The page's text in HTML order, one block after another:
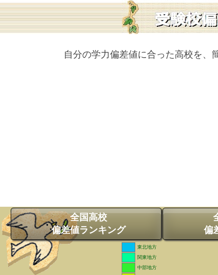
自分の学力偏差値に合った高校を、
全国高校
偏差値ランキング
偏
東北地方
関東地方
中部地方